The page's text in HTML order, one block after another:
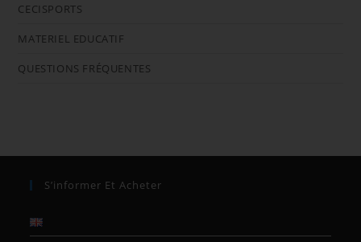
CECISPORTS
MATERIEL EDUCATIF
QUESTIONS FRÉQUENTES
S’informer Et Acheter